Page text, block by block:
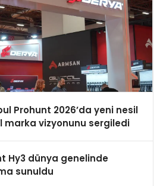
Prohunt 2026’da yeni nesil
marka vizyonunu sergiledi
Hy3 dünya genelinde
sunuldu